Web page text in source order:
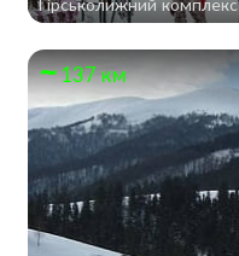
137 км